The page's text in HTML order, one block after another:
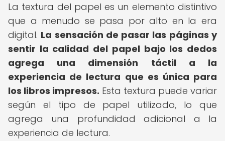
La textura del papel es un elemento distintivo
que a menudo se pasa por alto en la era
digital. La sensación de pasar las páginas y
sentir la calidad del papel bajo los dedos
agrega una dimensión táctil a la
experiencia de lectura que es única para
los libros impresos. Esta textura puede variar
según el tipo de papel utilizado, lo que
agrega una profundidad adicional a la
experiencia de lectura.